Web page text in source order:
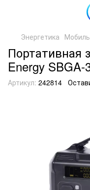
Энергетика
Портативная
Energy SBGA-
Артикул: 242814